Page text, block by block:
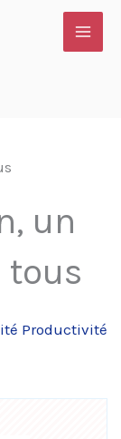
un
tous
Productivité